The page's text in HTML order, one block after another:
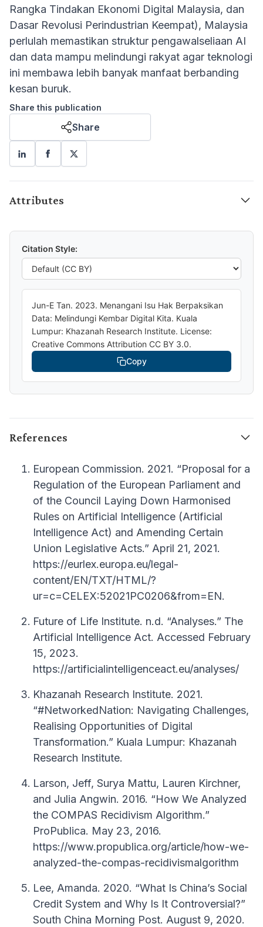
Rangka Tindakan Ekonomi Digital Malaysia, dan
Dasar Revolusi Perindustrian Keempat), Malaysia
perlulah memastikan struktur pengawalseliaan AI
dan data mampu melindungi rakyat agar teknologi
ini membawa lebih banyak manfaat berbanding
kesan buruk.
Share this publication
Share
Attributes
Citation Style:
Jun-E Tan. 2023. Menangani Isu Hak Berpaksikan
Data: Melindungi Kembar Digital Kita. Kuala
Lumpur: Khazanah Research Institute. License:
Creative Commons Attribution CC BY 3.0.
Copy
References
European Commission. 2021. “Proposal for a
Regulation of the European Parliament and
of the Council Laying Down Harmonised
Rules on Artificial Intelligence (Artificial
Intelligence Act) and Amending Certain
Union Legislative Acts.” April 21, 2021.
https://eurlex.europa.eu/legal-
content/EN/TXT/HTML/?
ur=c=CELEX:52021PC0206&from=EN.
Future of Life Institute. n.d. “Analyses.” The
Artificial Intelligence Act. Accessed February
15, 2023.
https://artificialintelligenceact.eu/analyses/
Khazanah Research Institute. 2021.
“#NetworkedNation: Navigating Challenges,
Realising Opportunities of Digital
Transformation.” Kuala Lumpur: Khazanah
Research Institute.
Larson, Jeff, Surya Mattu, Lauren Kirchner,
and Julia Angwin. 2016. “How We Analyzed
the COMPAS Recidivism Algorithm.”
ProPublica. May 23, 2016.
https://www.propublica.org/article/how-we-
analyzed-the-compas-recidivismalgorithm
Lee, Amanda. 2020. “What Is China’s Social
Credit System and Why Is It Controversial?”
South China Morning Post. August 9, 2020.